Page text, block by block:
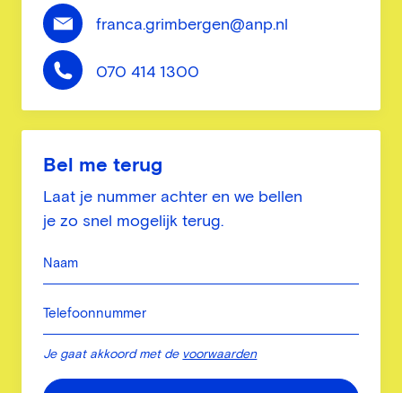
franca.grimbergen@anp.nl
070 414 1300
Bel me terug
Laat je nummer achter en we bellen
je zo snel mogelijk terug.
Naam
Telefoonnummer
Je gaat akkoord met de voorwaarden